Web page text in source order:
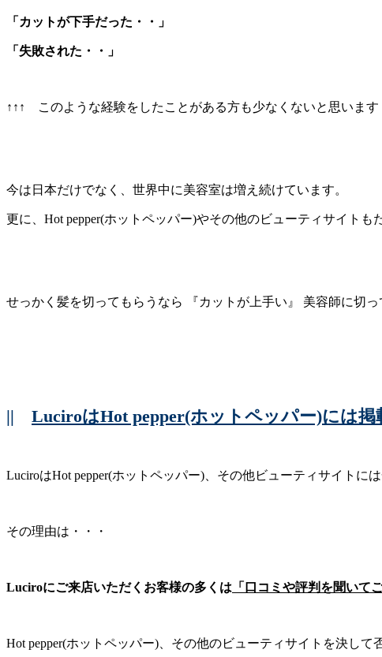
「カットが下手だった・・」
「失敗された・・」
↑↑↑ このような経験をしたことがある方も少なくないと思います
今は日本だけでなく、世界中に美容室は増え続けています。
更に、Hot pepper(ホットペッパー)やその他のビューティサイト
せっかく髪を切ってもらうなら 『カットが上手い』 美容師に切
|| LuciroはHot pepper(ホットペッパー)には掲
LuciroはHot pepper(ホットペッパー)、その他ビューティサイトに
その理由は・・・
Luciroにご来店いただくお客様の多くは 「口コミや評判を聞いて
Hot pepper(ホットペッパー)、その他のビューティサイトを決し